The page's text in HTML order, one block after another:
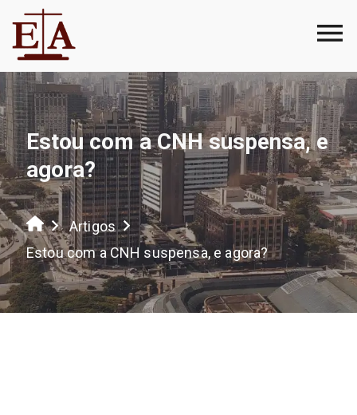
Estou com a CNH suspensa, e
agora?
Artigos
Estou com a CNH suspensa, e agora?